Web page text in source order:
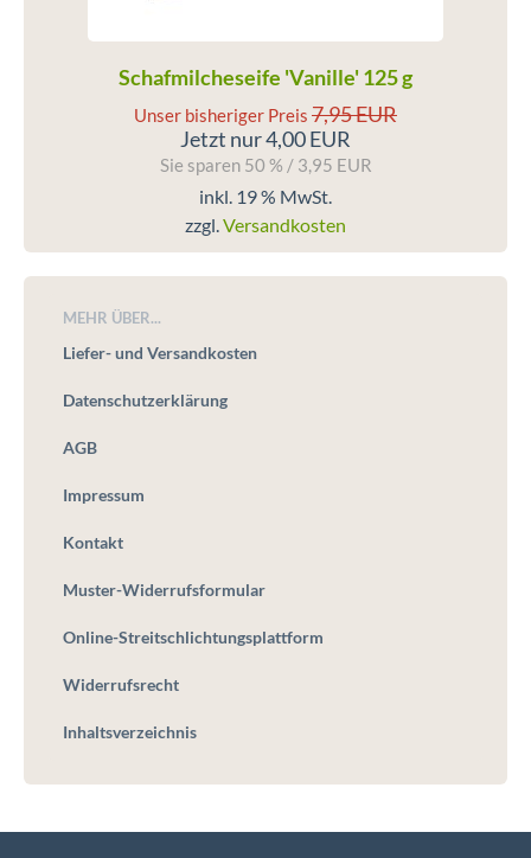
Schafmilcheseife 'Vanille' 125 g
Unser bisheriger Preis 7,95 EUR
Jetzt nur 4,00 EUR
Sie sparen 50 % / 3,95 EUR
inkl. 19 % MwSt.
zzgl.Versandkosten
MEHR ÜBER...
Liefer- und Versandkosten
Datenschutzerklärung
AGB
Impressum
Kontakt
Muster-Widerrufsformular
Online-Streitschlichtungsplattform
Widerrufsrecht
Inhaltsverzeichnis